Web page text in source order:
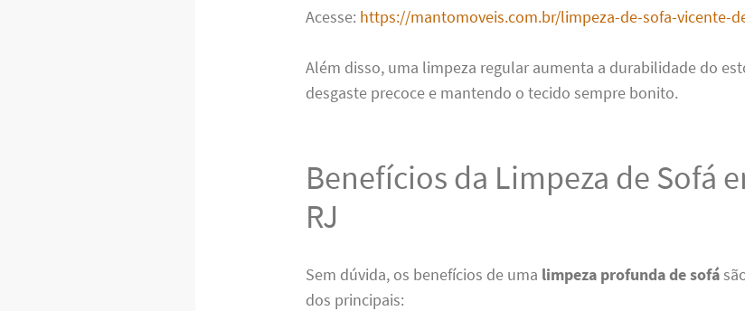
Acesse: https://mantomoveis.com.br/limpeza-de-sofa-vicente-
Além disso, uma limpeza regular aumenta a durabilidade do
desgaste precoce e mantendo o tecido sempre bonito.
Benefícios da Limpeza de Sofá
RJ
Sem dúvida, os benefícios de uma limpeza profunda de sofá
dos principais: